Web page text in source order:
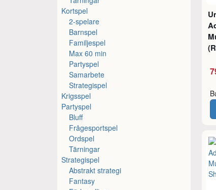
Kortspel
2-spelare
Barnspel
Familjespel
Max 60 min
Partyspel
Samarbete
Strategispel
Krigsspel
Partyspel
Bluff
Frågesportspel
Ordspel
Tärningar
Strategispel
Abstrakt strategi
Fantasy